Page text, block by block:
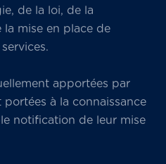
de la loi, de la
mise en place de
apportées par
portées à la connaissance
notification de leur mise